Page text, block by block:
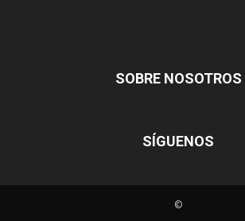
SOBRE NOSOTROS
SÍGUENOS
©